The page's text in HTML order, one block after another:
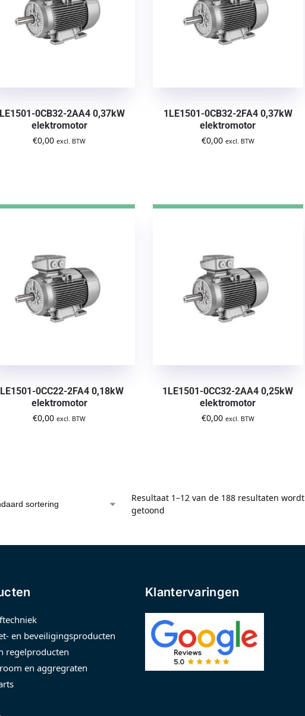
0CB32-2AA4 0,37kW
elektromotor
€0,00 excl. BTW
1LE1501-0CB32-2FA4 0,37kW
elektromotor
€0,00 excl. BTW
0CC22-2FA4 0,18kW
elektromotor
€0,00 excl. BTW
1LE1501-0CC32-2AA4 0,25kW
elektromotor
€0,00 excl. BTW
Resultaat 1–12 van de 188 resultaten wordt
getoond
en beveiligingsproducten
regelproducten
en aggregraten
Klantervaringen